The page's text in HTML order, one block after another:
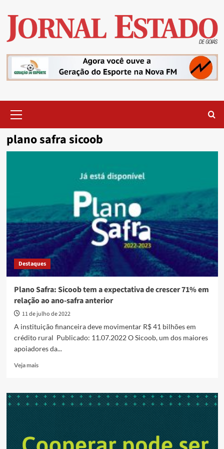
content
Menu
plano safra sicoob
Destaques
Plano Safra: Sicoob tem a expectativa de crescer 71% em
relação ao ano-safra anterior
11 de julho de 2022
A instituição financeira deve movimentar R$ 41 bilhões em
crédito rural Publicado: 11.07.2022 O Sicoob, um dos maiores
apoiadores da...
Veja maisRead
Plano
Safra:
expectativa